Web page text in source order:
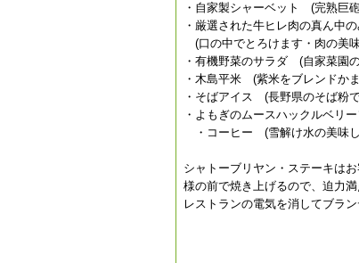
・自家製シャーベット (完熟巨
・厳選された牛ヒレ肉の真ん中
(口の中でとろけます・肉の美
・有機野菜のサラダ (自家菜園
・木島平米 (紫米をブレンドか
・そばアイス (長野県のそば粉
・よもぎのムースハックルベリ
・コーヒー (雪解け水の美味
シャトーブリヤン・ステーキはお
様の前で焼き上げるので、迫力満
レストランの電気を消してブラ